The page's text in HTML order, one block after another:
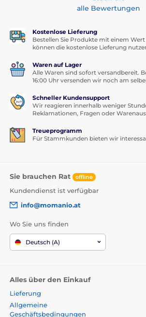
alle Bewertungen
Kostenlose Lieferung
Bestellen Sie Produkte mit einem Wert
können die kostenlose Lieferung
Waren auf Lager
Alle Waren sind sofort versandbereit.
16:00 Uhr versenden wir noch am
Schneller Kundensupport
Wir reagieren innerhalb weniger
Reklamationen, Fragen oder
Treueprogramm
Für Stammkunden bieten wir
Sie brauchen Rat offline
Kundendienst ist verfügbar
info@momanio.at
Wo Sie uns finden
Deutsch (A)
Alles über den Einkauf
Lieferung
Allgemeine
Geschäftsbedingungen